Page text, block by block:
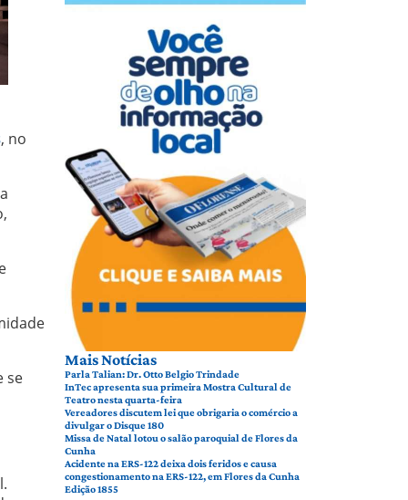
, no
se
Mais Notícias
Parla Talian: Dr. Otto Belgio Trindade
InTec apresenta sua primeira Mostra Cultural de
Teatro nesta quarta-feira
Vereadores discutem lei que obrigaria o comércio a
divulgar o Disque 180
Missa de Natal lotou o salão paroquial de Flores da
Cunha
Acidente na ERS-122 deixa dois feridos e causa
congestionamento na ERS-122, em Flores da Cunha
Edição 1855